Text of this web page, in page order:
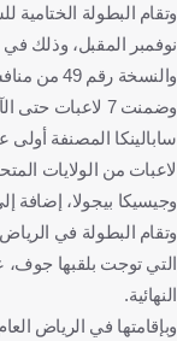
والنسخة رقم 49 من منافسات الزوجي.
وضمنت 7 لاعبات
لاعبات من الولايات
وجيسيكا بيجولا، إضافة
وتقام البطولة في
التي توجت بلقبها جوف،
النهائية.
وبإقامتها في الرياض